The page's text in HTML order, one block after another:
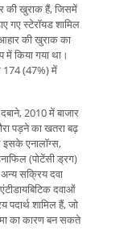
की खुराक हैं, जिसमें
गए स्टेरॉयड शामिल
की खुराक का
किया गया था।
174 (47%) में
2010 में बाजार
पड़ने का खतरा बढ़
इसके एनालॉग्स,
(पोटेंसी ड्रग)
सक्रिय दवा
दवाओं
शामिल हैं, जो
का कारण बन सकते